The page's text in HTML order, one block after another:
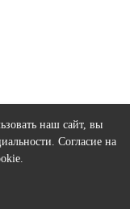
для оружия
наш сайт, вы
. Согласие на